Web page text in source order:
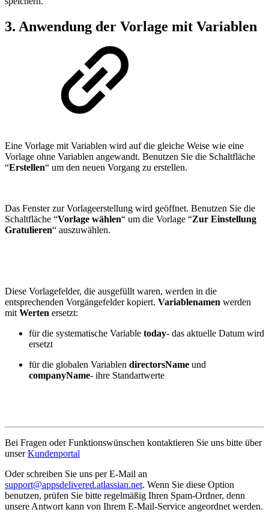
3. Anwendung der Vorlage mit Variablen
Eine Vorlage mit Variablen wird auf die gleiche Weise wie eine
Vorlage ohne Variablen angewandt. Benutzen Sie die Schaltfläche
“Erstellen“ um den neuen Vorgang zu erstellen.
Das Fenster zur Vorlageerstellung wird geöffnet. Benutzen Sie die
Schaltfläche “Vorlage wählen“ um die Vorlage “Zur Einstellung
Gratulieren“ auszuwählen.
Diese Vorlagefelder, die ausgefüllt waren, werden in die
entsprechenden Vorgängefelder kopiert. Variablenamen werden
mit Werten ersetzt:
für die systematische Variable today- das aktuelle Datum wird
ersetzt
für die globalen Variablen directorsName und
companyName- ihre Standartwerte
Bei Fragen oder Funktionswünschen kontaktieren Sie uns bitte über
unserKundenportal
Oder schreiben Sie uns per E-Mail an
support@appsdelivered.atlassian.net. Wenn Sie diese Option
benutzen, prüfen Sie bitte regelmäßig Ihren Spam-Ordner, denn
unsere Antwort kann von Ihrem E-Mail-Service angeordnet werden.